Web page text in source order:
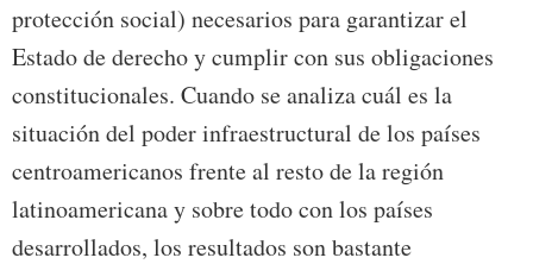
protección social) necesarios para garantizar el
Estado de derecho y cumplir con sus obligaciones
constitucionales. Cuando se analiza cuál es la
situación del poder infraestructural de los países
centroamericanos frente al resto de la región
latinoamericana y sobre todo con los países
desarrollados, los resultados son bastante